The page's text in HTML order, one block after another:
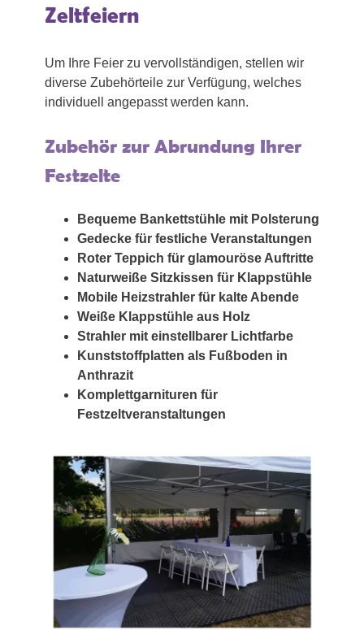
Zeltfeiern
Um Ihre Feier zu vervollständigen, stellen wir
diverse Zubehörteile zur Verfügung, welches
individuell angepasst werden kann.
Zubehör zur Abrundung Ihrer
Festzelte
Bequeme Bankettstühle mit Polsterung
Gedecke für festliche Veranstaltungen
Roter Teppich für glamouröse Auftritte
Naturweiße Sitzkissen für Klappstühle
Mobile Heizstrahler für kalte Abende
Weiße Klappstühle aus Holz
Strahler mit einstellbarer Lichtfarbe
Kunststoffplatten als Fußboden in
Anthrazit
Komplettgarnituren für
Festzeltveranstaltungen